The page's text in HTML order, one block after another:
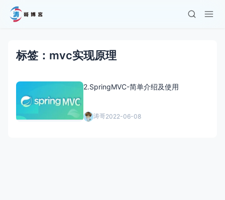
标签：mvc实现原理
2.SpringMVC-简单介绍及使用
涛哥2022-06-08